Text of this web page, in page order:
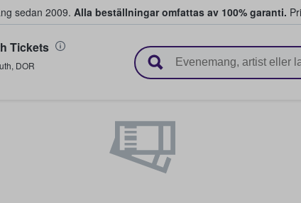
sedan 2009. Alla beställningar omfattas av 100% garanti.
biljetter.
Tickets
, DOR